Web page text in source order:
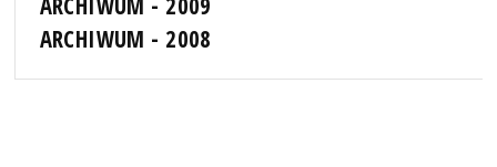
ARCHIWUM - 2008